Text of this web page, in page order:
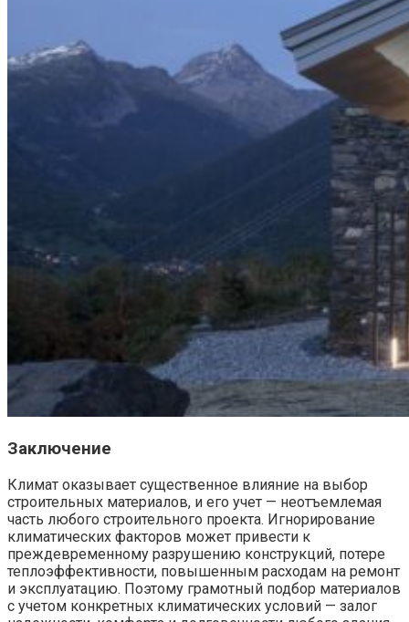
Заключение
Климат оказывает существенное влияние на выбор
строительных материалов, и его учет — неотъемлемая
часть любого строительного проекта. Игнорирование
климатических факторов может привести к
преждевременному разрушению конструкций, потере
теплоэффективности, повышенным расходам на ремонт
и эксплуатацию. Поэтому грамотный подбор материалов
с учетом конкретных климатических условий — залог